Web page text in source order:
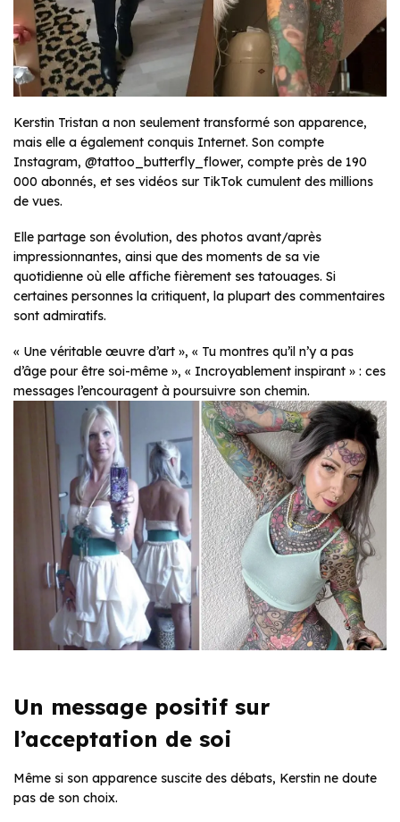
Kerstin Tristan a non seulement transformé son apparence,
mais elle a également conquis Internet. Son compte
Instagram, @tattoo_butterfly_flower, compte près de 190
000 abonnés, et ses vidéos sur TikTok cumulent des millions
de vues.
Elle partage son évolution, des photos avant/après
impressionnantes, ainsi que des moments de sa vie
quotidienne où elle affiche fièrement ses tatouages. Si
certaines personnes la critiquent, la plupart des commentaires
sont admiratifs.
« Une véritable œuvre d’art », « Tu montres qu’il n’y a pas
d’âge pour être soi-même », « Incroyablement inspirant » : ces
messages l’encouragent à poursuivre son chemin.
Un message positif sur
l’acceptation de soi
Même si son apparence suscite des débats, Kerstin ne doute
pas de son choix.